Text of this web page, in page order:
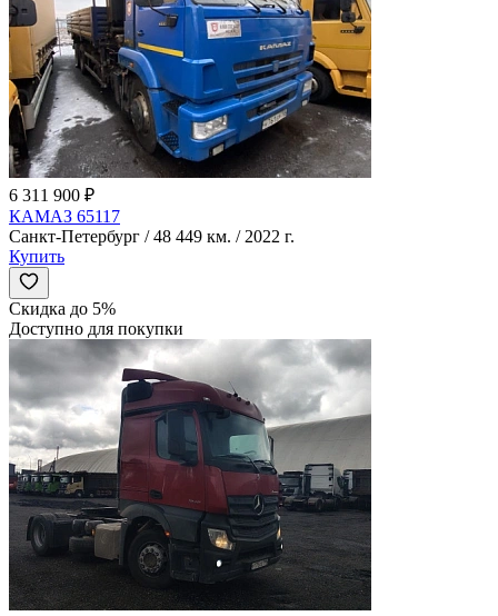
6 311 900 ₽
КАМАЗ 65117
Санкт-Петербург / 48 449 км. / 2022 г.
Купить
Скидка до 5%
Доступно для покупки